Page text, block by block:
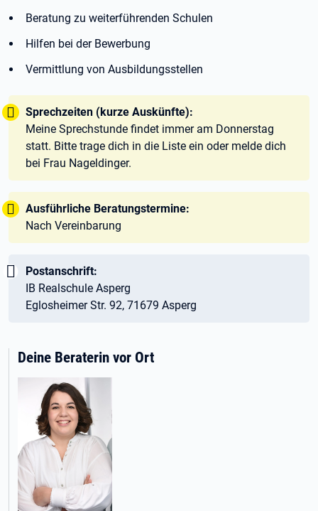
Beratung zu weiterführenden Schulen
Hilfen bei der Bewerbung
Vermittlung von Ausbildungsstellen
Tipp:
Sprechzeiten (kurze Auskünfte):
Meine Sprechstunde findet immer am Donnerstag
statt. Bitte trage dich in die Liste ein oder melde dich
bei Frau Nageldinger.
Tipp:
Ausführliche Beratungstermine:
Nach Vereinbarung
Wichtig:
Postanschrift:
IB Realschule Asperg
Eglosheimer Str. 92, 71679 Asperg
Deine Beraterin vor Ort